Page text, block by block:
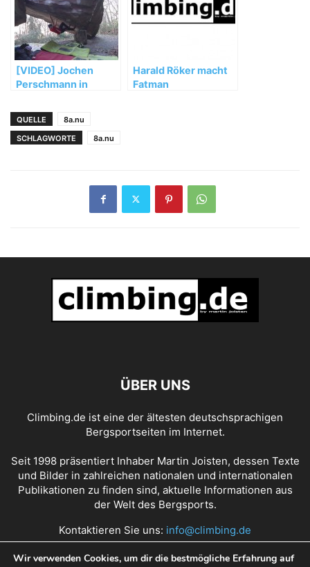
[VIDEO] Jochen
Perschmann in
Maschine“ (FB 8b+)
Harald Röker macht
Fatman
QUELLE
8a.nu
SCHLAGWORTE
8a.nu
ÜBER UNS
Climbing.de ist eine der ältesten deutschsprachigen
Bergsportseiten im Internet.
Seit 1998 präsentiert Inhaber Martin Joisten, dessen Texte
und Bilder in zahlreichen nationalen und internationalen
Publikationen zu finden sind, aktuelle Informationen aus
der Welt des Bergsports.
Kontaktieren Sie uns: info@climbing.de
Wir verwenden Cookies, um dir die bestmögliche Erfahrung auf